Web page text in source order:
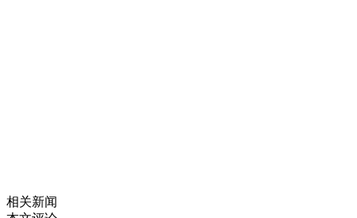
相关新闻